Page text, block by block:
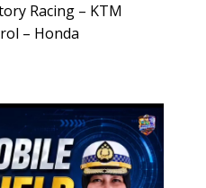
Racing – KTM
– Honda